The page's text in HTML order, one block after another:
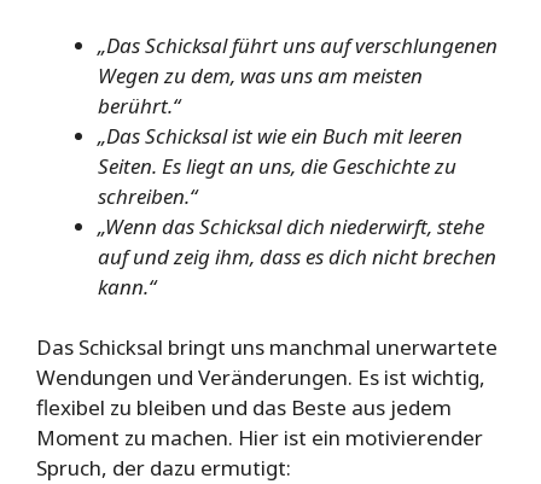
„Das Schicksal führt uns auf verschlungenen
Wegen zu dem, was uns am meisten
berührt.“
„Das Schicksal ist wie ein Buch mit leeren
Seiten. Es liegt an uns, die Geschichte zu
schreiben.“
„Wenn das Schicksal dich niederwirft, stehe
auf und zeig ihm, dass es dich nicht brechen
kann.“
Das Schicksal bringt uns manchmal unerwartete
Wendungen und Veränderungen. Es ist wichtig,
flexibel zu bleiben und das Beste aus jedem
Moment zu machen. Hier ist ein motivierender
Spruch, der dazu ermutigt: